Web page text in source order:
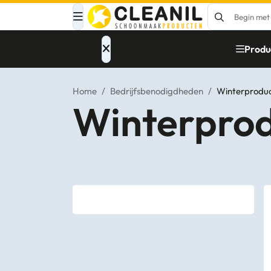
Afvalinzameling
Reinigingsmiddelen
Papier – Dispensers
Home / Bedrijfsbenodigdheden /